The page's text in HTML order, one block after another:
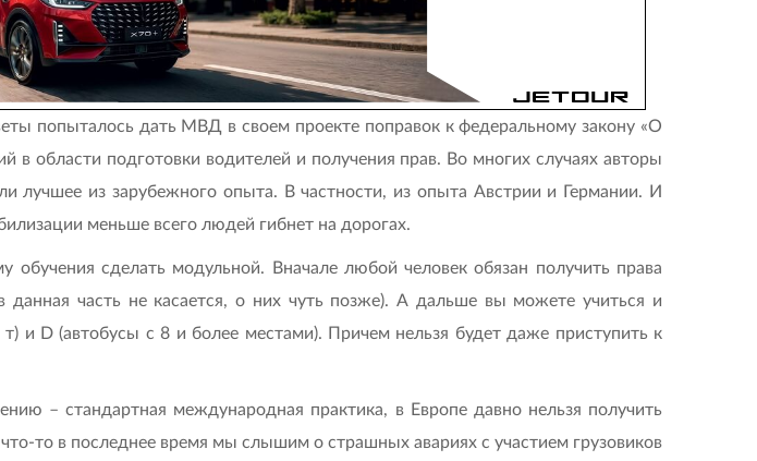
попыталось дать МВД в своем проекте поправок к федеральному закону «О
области подготовки водителей и получения прав. Во многих случаях авторы
лучшее из зарубежного опыта. В частности, из опыта Австрии и Германии. И
меньше всего людей гибнет на дорогах.
сделать модульной. Вначале любой человек обязан получить права
данная часть не касается, о них чуть позже). А дальше вы можете учиться и
и D (автобусы с 8 и более местами). Причем нельзя будет даже приступить к
– стандартная международная практика, в Европе давно нельзя получить
то в последнее время мы слышим о страшных авариях с участием грузовиков